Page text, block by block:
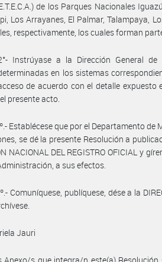
de los Parques Nacionales
Los Arrayanes, El Palmar, Talampaya,
respectivamente, los cuales forman
2°- Instrúyase a la Dirección General
en los sistemas
de acuerdo con el detalle expuesto
presente acto.
Establécese que por el Departamento de
se dé la presente Resolución a
NACIONAL DEL REGISTRO OFICIAL y
a sus efectos.
Comuníquese, publíquese, dése a la
Jauri